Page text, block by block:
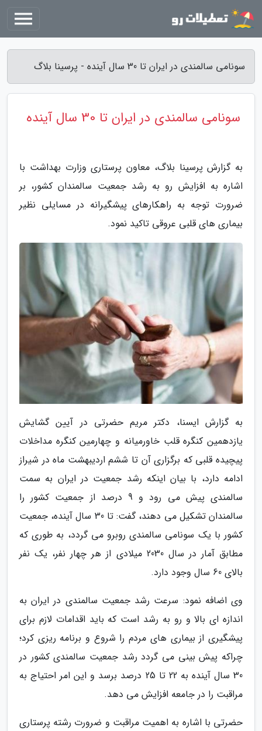
سونامی سالمندی در ایران تا 30 سال آینده - پرسینا بلاگ
سونامی سالمندی در ایران تا 30 سال آینده
به گزارش پرسینا بلاگ، معاون پرستاری وزارت بهداشت با
اشاره به افزایش رو به رشد جمعیت سالمندان کشور، بر
ضرورت توجه به راهکارهای پیشگیرانه در مسایلی نظیر
بیماری های قلبی عروقی تاکید نمود.
به گزارش ایسنا، دکتر مریم حضرتی در آیین گشایش
یازدهمین کنگره قلب خاورمیانه و چهارمین کنگره مداخلات
پیچیده قلبی که برگزاری آن تا ششم اردیبهشت ماه در شیراز
ادامه دارد، با بیان اینکه رشد جمعیت در ایران به سمت
سالمندی پیش می رود و 9 درصد از جمعیت کشور را
سالمندان تشکیل می دهند، گفت: تا 30 سال آینده، جمعیت
کشور با یک سونامی سالمندی روبرو می گردد، به طوری که
مطابق آمار در سال 2030 میلادی از هر چهار نفر، یک نفر
بالای 60 سال وجود دارد.
وی اضافه نمود: سرعت رشد جمعیت سالمندی در ایران به
اندازه ای بالا و رو به رشد است که باید اقدامات لازم برای
پیشگیری از بیماری های مردم را شروع و برنامه ریزی کرد؛
چراکه پیش بینی می گردد رشد جمعیت سالمندی کشور در
30 سال آینده به 22 تا 25 درصد برسد و این امر احتیاج به
مراقبت را در جامعه افزایش می دهد.
حضرتی با اشاره به اهمیت مراقبت و ضرورت رشته پرستاری